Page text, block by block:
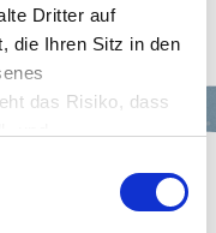
Dritter auf
die Ihren Sitz in den
das Risiko, dass
können Daten
so
und